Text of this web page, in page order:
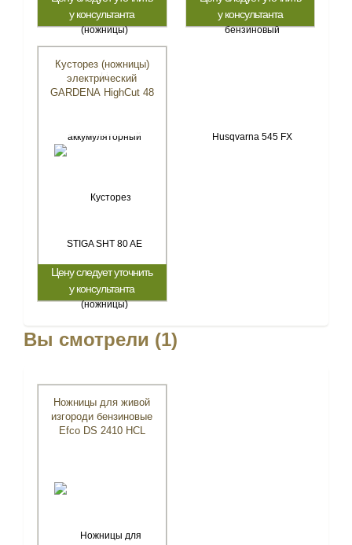
у консультанта
у консультанта
Кусторез (ножницы)
электрический
GARDENA HighCut 48
Цену следует уточнить
у консультанта
Вы смотрели (1)
Ножницы для живой
изгороди бензиновые
Efco DS 2410 HСL